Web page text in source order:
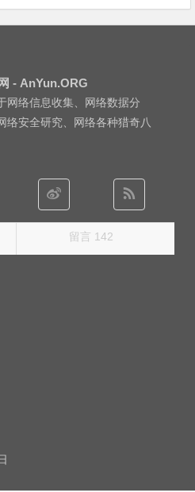
- AnYun.ORG
网络信息收集、网络数据分
络安全研究、网络各种猎奇八
留言 142